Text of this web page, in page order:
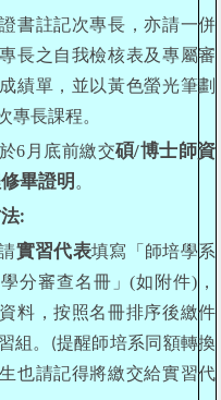
書註記次專長，亦請一併
長之自我檢核表及專屬審
績單，並以黃色螢光筆劃
專長課程。
6月底前繳交碩/博士師資
畢證明 。
:
實習代表填寫「師培學系
分審查名冊」(如附件)，
料，按照名冊排序後繳件
組。
(提醒師培系同額轉換
也請記得將繳交給實習代